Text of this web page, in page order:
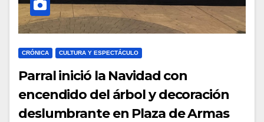
CRÓNICA CULTURA Y ESPECTÁCULO
Parral inició la Navidad con
encendido del árbol y decoración
deslumbrante en Plaza de Armas